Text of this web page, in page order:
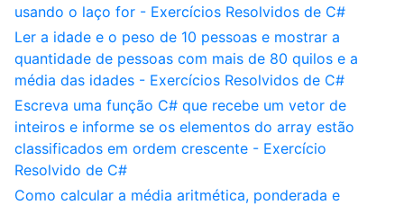
usando o laço for - Exercícios Resolvidos de C#
Ler a idade e o peso de 10 pessoas e mostrar a
quantidade de pessoas com mais de 80 quilos e a
média das idades - Exercícios Resolvidos de C#
Escreva uma função C# que recebe um vetor de
inteiros e informe se os elementos do array estão
classificados em ordem crescente - Exercício
Resolvido de C#
Como calcular a média aritmética, ponderada e